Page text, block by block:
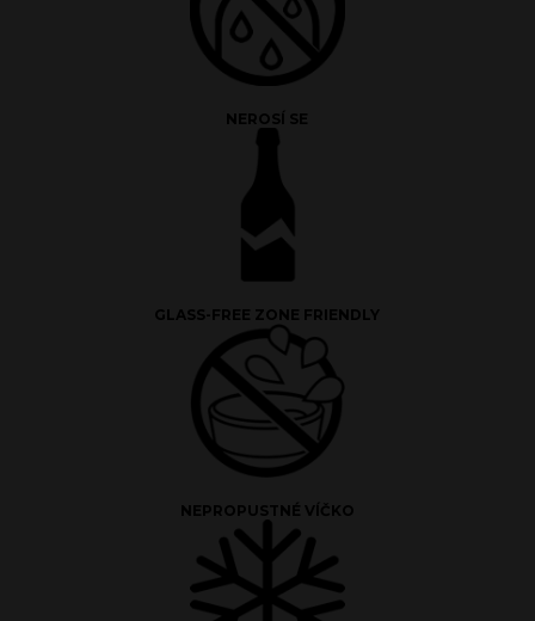
NEROSÍ SE
GLASS-FREE ZONE FRIENDLY
NEPROPUSTNÉ VÍČKO